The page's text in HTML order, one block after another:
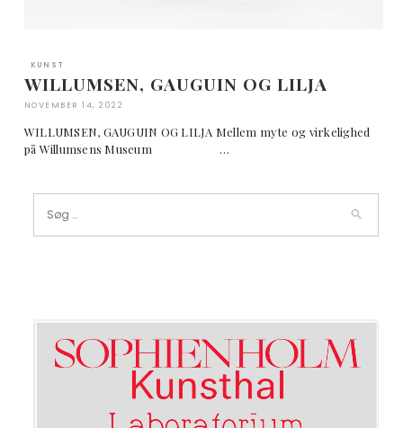
KUNST
WILLUMSEN, GAUGUIN OG LILJA
NOVEMBER 14, 2022
WILLUMSEN, GAUGUIN OG LILJA Mellem myte og virkelighed
på Willumsens Museum …